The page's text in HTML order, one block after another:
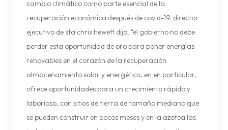
cambio climático como parte esencial de la
recuperación económica después de covid-19. director
ejecutivo de sta chris hewett dijo, "el gobierno no debe
perder esta oportunidad de oro para poner energías
renovables en el corazón de la recuperación.
almacenamiento solar y energético, en en particular,
ofrece oportunidades para un crecimiento rápido y
laborioso, con sitios de tierra de tamaño mediano que
se pueden construir en pocos meses y en la azotea las